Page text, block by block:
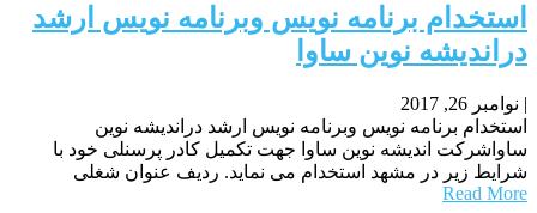
استخدام برنامه نویس وبرنامه نویس ارشد
دراندیشه نوین ساوا
| نوامبر 26, 2017
استخدام برنامه نویس وبرنامه نویس ارشد دراندیشه نوین
ساواشرکت اندیشه نوین ساوا جهت تکمیل کادر پرسنلی خود با
شرایط زیر در مشهد استخدام می نماید. ردیف عنوان شغلی
Read More